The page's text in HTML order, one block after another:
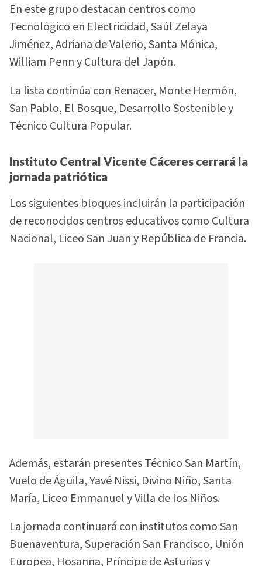
En este grupo destacan centros como
Tecnológico en Electricidad, Saúl Zelaya
Jiménez, Adriana de Valerio, Santa Mónica,
William Penn y Cultura del Japón.
La lista continúa con Renacer, Monte Hermón,
San Pablo, El Bosque, Desarrollo Sostenible y
Técnico Cultura Popular.
Instituto Central Vicente Cáceres cerrará la
jornada patriótica
Los siguientes bloques incluirán la participación
de reconocidos centros educativos como Cultura
Nacional, Liceo San Juan y República de Francia.
Además, estarán presentes Técnico San Martín,
Vuelo de Águila, Yavé Nissi, Divino Niño, Santa
María, Liceo Emmanuel y Villa de los Niños.
La jornada continuará con institutos como San
Buenaventura, Superación San Francisco, Unión
Europea, Hosanna, Príncipe de Asturias y